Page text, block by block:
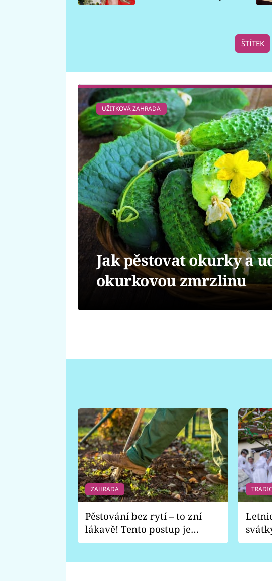
ŠTÍTEK
UŽITKOVÁ ZAHRADA
Jak pěstovat okurky a
okurkovou zmrzlinu
ZAHRADA
Pěstování bez rytí – to zní
lákavě! Tento postup je
vhodný jen pro některé